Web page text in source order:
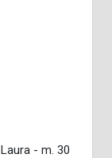
Laura - m. 30